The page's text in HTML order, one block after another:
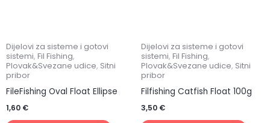
Dijelovi za sisteme i gotovi
sistemi, Fil Fishing,
Plovak&Svezane udice, Sitni
pribor
FileFishing Oval Float Ellipse
1,60 €
Dijelovi za sisteme i gotovi
sistemi, Fil Fishing,
Plovak&Svezane udice, Sitni
pribor
Filfishing Catfish Float 100g
3,50 €